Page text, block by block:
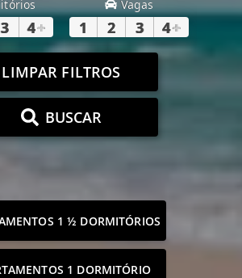
3 4+
Vagas
1 2 3 4+
LIMPAR FILTROS
BUSCAR
1 ½ DORMITÓRIOS
1 DORMITÓRIO